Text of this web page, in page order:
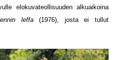
elokuvateollisuuden alkuaikoina
leffa(1976), josta ei tullut